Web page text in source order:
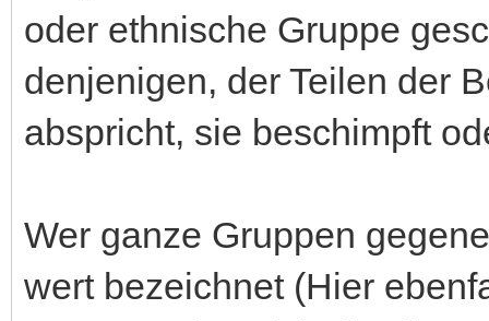
oder ethnische Gruppe
denjenigen, der Teilen der
abspricht, sie beschimpft
Wer ganze Gruppen
wert bezeichnet (Hier